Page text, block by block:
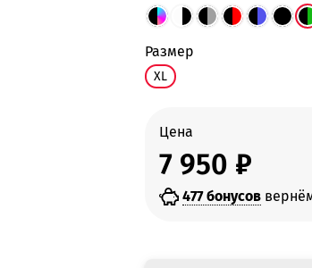
размер
XL
Цена
7 950 ₽
477 бонусов